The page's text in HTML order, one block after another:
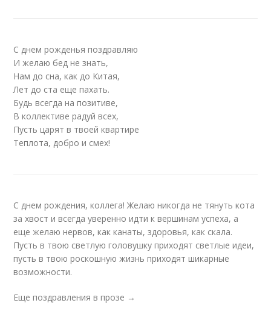
С днем рожденья поздравляю
И желаю бед не знать,
Нам до сна, как до Китая,
Лет до ста еще пахать.
Будь всегда на позитиве,
В коллективе радуй всех,
Пусть царят в твоей квартире
Теплота, добро и смех!
С днем рождения, коллега! Желаю никогда не тянуть кота
за хвост и всегда уверенно идти к вершинам успеха, а
еще желаю нервов, как канаты, здоровья, как скала.
Пусть в твою светлую головушку приходят светлые идеи,
пусть в твою роскошную жизнь приходят шикарные
возможности.
Еще поздравления в прозе →